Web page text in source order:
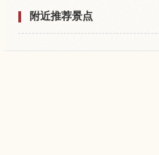
附近推荐景点